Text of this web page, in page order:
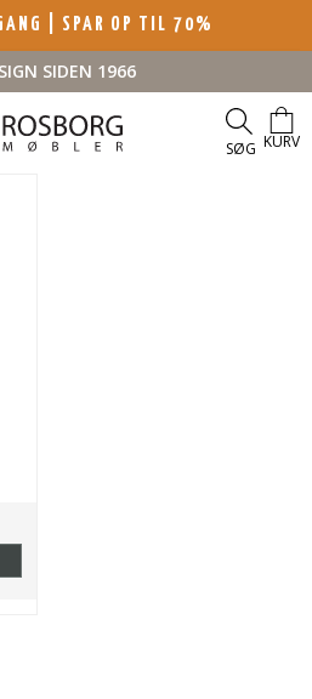
| SPAR OP TIL 70%
SIDEN 1966
SØG KURV